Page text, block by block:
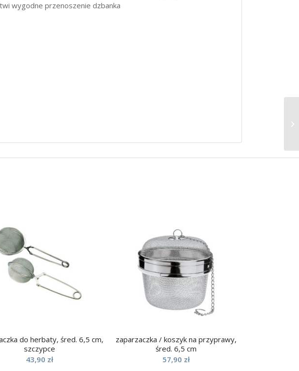
wygodne przenoszenie dzbanka
do herbaty, śred. 6,5 cm,
szczypce
43,90 zł
zaparzaczka / koszyk na przyprawy,
śred. 6,5 cm
57,90 zł